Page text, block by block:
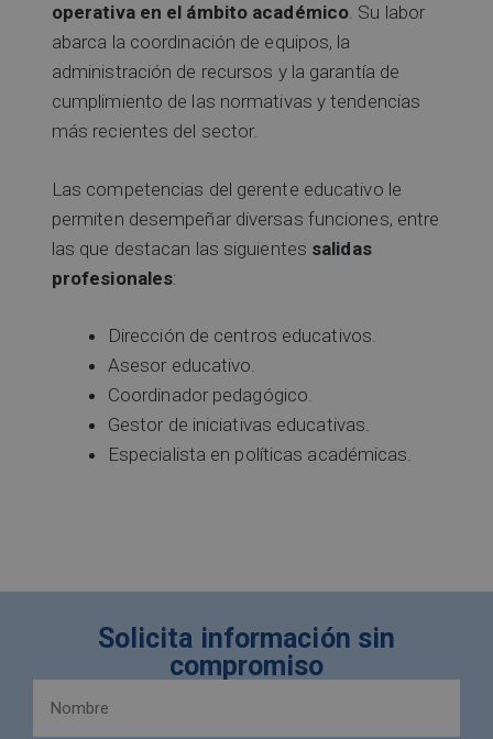
operativa en el ámbito académico. Su labor
abarca la coordinación de equipos, la
administración de recursos y la garantía de
cumplimiento de las normativas y tendencias
más recientes del sector.
Las competencias del gerente educativo le
permiten desempeñar diversas funciones, entre
las que destacan las siguientes salidas
profesionales:
Dirección de centros educativos.
Asesor educativo.
Coordinador pedagógico.
Gestor de iniciativas educativas.
Especialista en políticas académicas.
Solicita información sin
compromiso